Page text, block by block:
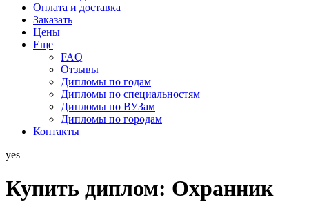
Оплата и доставка
Заказать
Цены
Еще
FAQ
Отзывы
Дипломы по годам
Дипломы по специальностям
Дипломы по ВУЗам
Дипломы по городам
Контакты
yes
Купить диплом: Охранник